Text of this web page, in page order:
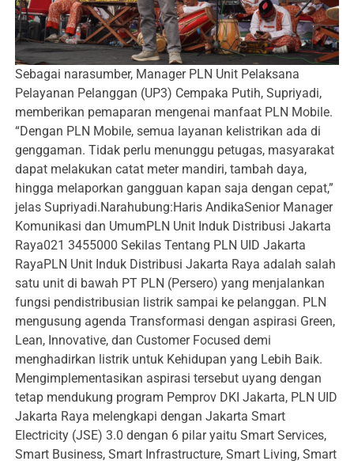
Sebagai narasumber, Manager PLN Unit Pelaksana
Pelayanan Pelanggan (UP3) Cempaka Putih, Supriyadi,
memberikan pemaparan mengenai manfaat PLN Mobile.
“Dengan PLN Mobile, semua layanan kelistrikan ada di
genggaman. Tidak perlu menunggu petugas, masyarakat
dapat melakukan catat meter mandiri, tambah daya,
hingga melaporkan gangguan kapan saja dengan cepat,”
jelas Supriyadi.Narahubung:Haris AndikaSenior Manager
Komunikasi dan UmumPLN Unit Induk Distribusi Jakarta
Raya021 3455000 Sekilas Tentang PLN UID Jakarta
RayaPLN Unit Induk Distribusi Jakarta Raya adalah salah
satu unit di bawah PT PLN (Persero) yang menjalankan
fungsi pendistribusian listrik sampai ke pelanggan. PLN
mengusung agenda Transformasi dengan aspirasi Green,
Lean, Innovative, dan Customer Focused demi
menghadirkan listrik untuk Kehidupan yang Lebih Baik.
Mengimplementasikan aspirasi tersebut uyang dengan
tetap mendukung program Pemprov DKI Jakarta, PLN UID
Jakarta Raya melengkapi dengan Jakarta Smart
Electricity (JSE) 3.0 dengan 6 pilar yaitu Smart Services,
Smart Business, Smart Infrastructure, Smart Living, Smart